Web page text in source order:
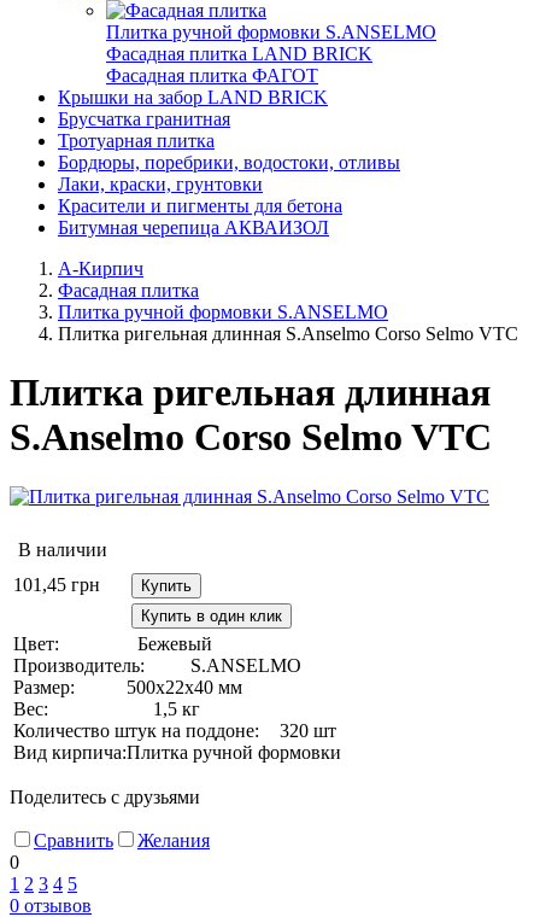
Плитка ручной формовки S.ANSELMO
Фасадная плитка LAND BRICK
Фасадная плитка ФАГОТ
Крышки на забор LAND BRICK
Брусчатка гранитная
Тротуарная плитка
Бордюры, поребрики, водостоки, отливы
Лаки, краски, грунтовки
Красители и пигменты для бетона
Битумная черепица АКВАИЗОЛ
А-Кирпич
Фасадная плитка
Плитка ручной формовки S.ANSELMO
Плитка ригельная длинная S.Anselmo Corso Selmo VTC
Плитка ригельная длинная
S.Anselmo Corso Selmo VTC
В наличии
101,45 грн
Купить
Купить в один клик
Цвет:
Бежевый
Производитель:
S.ANSELMO
Размер:
500х22х40 мм
Вес:
1,5 кг
Количество штук на поддоне:
320 шт
Вид кирпича:Плитка ручной формовки
Поделитесь с друзьями
Сравнить
Желания
0
1 2 3 4 5
0 отзывов